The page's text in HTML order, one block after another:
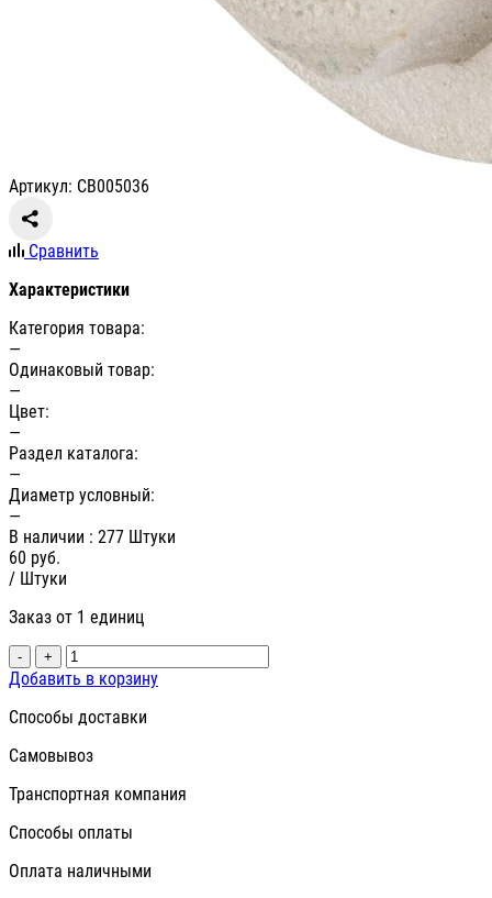
Артикул: СВ005036
Сравнить
Характеристики
Категория товара:
—
Одинаковый товар:
—
Цвет:
—
Раздел каталога:
—
Диаметр условный:
—
В наличии : 277 Штуки
60 руб.
/ Штуки
Заказ от 1 единиц
- +
Добавить в корзину
Способы доставки
Самовывоз
Транспортная компания
Способы оплаты
Оплата наличными